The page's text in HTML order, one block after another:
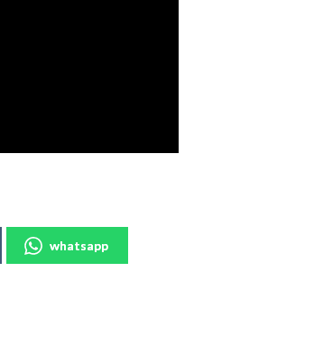
whatsapp